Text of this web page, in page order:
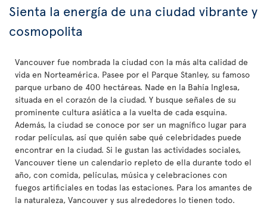
Sienta la energía de una ciudad vibrante y
cosmopolita
Vancouver fue nombrada la ciudad con la más alta calidad de
vida en Norteamérica. Pasee por el Parque Stanley, su famoso
parque urbano de 400 hectáreas. Nade en la Bahía Inglesa,
situada en el corazón de la ciudad. Y busque señales de su
prominente cultura asiática a la vuelta de cada esquina.
Además, la ciudad se conoce por ser un magnífico lugar para
rodar películas, así que quién sabe qué celebridades puede
encontrar en la ciudad. Si le gustan las actividades sociales,
Vancouver tiene un calendario repleto de ella durante todo el
año, con comida, películas, música y celebraciones con
fuegos artificiales en todas las estaciones. Para los amantes de
la naturaleza, Vancouver y sus alrededores lo tienen todo.